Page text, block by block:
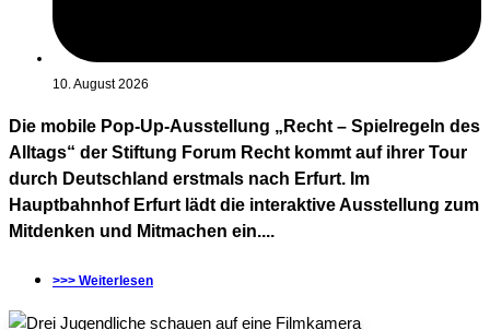
10. August 2026
Die mobile Pop-Up-Ausstellung „Recht – Spielregeln des
Alltags“ der Stiftung Forum Recht kommt auf ihrer Tour
durch Deutschland erstmals nach Erfurt. Im
Hauptbahnhof Erfurt lädt die interaktive Ausstellung zum
Mitdenken und Mitmachen ein....
>>> Weiterlesen